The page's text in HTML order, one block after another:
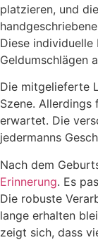
platzieren, und
Diese
Geldumschlägen
Die mitgelieferte
Szene.
erwartet. Die
jedermanns
Nach dem
Erinnerung. Es
Die robuste
lange erhalten
zeigt sich, dass